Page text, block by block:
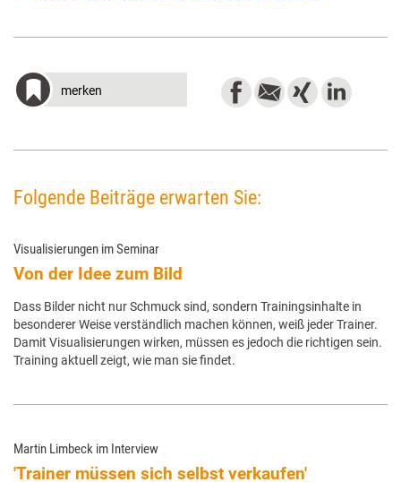
merken
Folgende Beiträge erwarten Sie:
Visualisierungen im Seminar
Von der Idee zum Bild
Dass Bilder nicht nur Schmuck sind, sondern Trainingsinhalte in
besonderer Weise verständlich machen können, weiß jeder Trainer.
Damit Visualisierungen wirken, müssen es jedoch die richtigen sein.
Training aktuell zeigt, wie man sie findet.
Martin Limbeck im Interview
'Trainer müssen sich selbst verkaufen'